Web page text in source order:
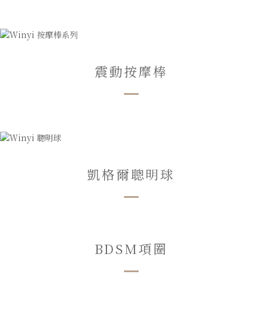
震動按摩棒
凱格爾聰明球
BDSM項圈